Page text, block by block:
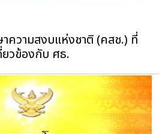
ความสงบแห่งชาติ (คสช.) ที่
ยวข้องกับ ศธ.